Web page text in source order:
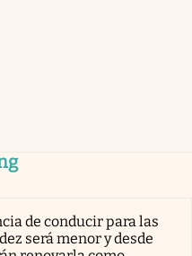
de conducir para las
será menor y desde